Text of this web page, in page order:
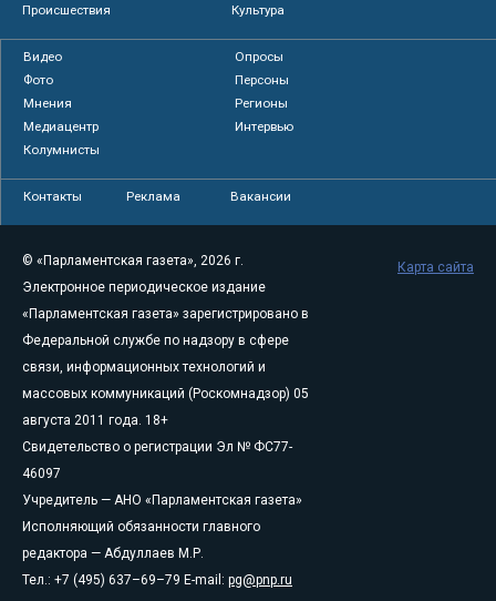
Происшествия
Культура
Видео
Опросы
Фото
Персоны
Мнения
Регионы
Медиацентр
Интервью
Колумнисты
Контакты Реклама Вакансии
© «Парламентская газета», 2026 г.
Электронное периодическое издание
«Парламентская газета» зарегистрировано в
Федеральной службе по надзору в сфере
связи, информационных технологий и
массовых коммуникаций (Роскомнадзор) 05
августа 2011 года. 18+
Свидетельство о регистрации Эл № ФС77-
46097
Учредитель — АНО «Парламентская газета»
Исполняющий обязанности главного
редактора — Абдуллаев М.Р.
Тел.: +7 (495) 637–69–79 E-mail: pg@pnp.ru
Карта сайта